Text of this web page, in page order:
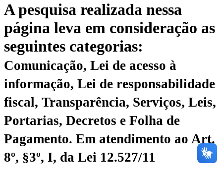
A pesquisa realizada nessa
página leva em consideração as
seguintes categorias:
Comunicação, Lei de acesso à
informação, Lei de responsabilidade
fiscal, Transparência, Serviços, Leis,
Portarias, Decretos e Folha de
Pagamento. Em atendimento ao Art.
8º, §3º, I, da Lei 12.527/11